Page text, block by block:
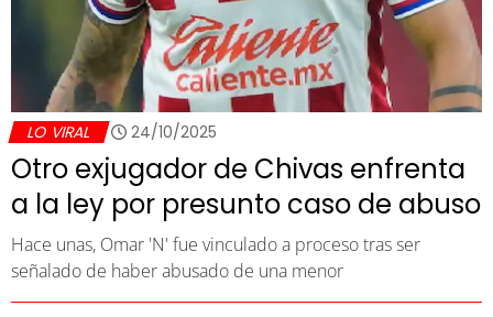
LO VIRAL 24/10/2025
Otro exjugador de Chivas enfrenta
a la ley por presunto caso de abuso
Hace unas, Omar 'N' fue vinculado a proceso tras ser
señalado de haber abusado de una menor